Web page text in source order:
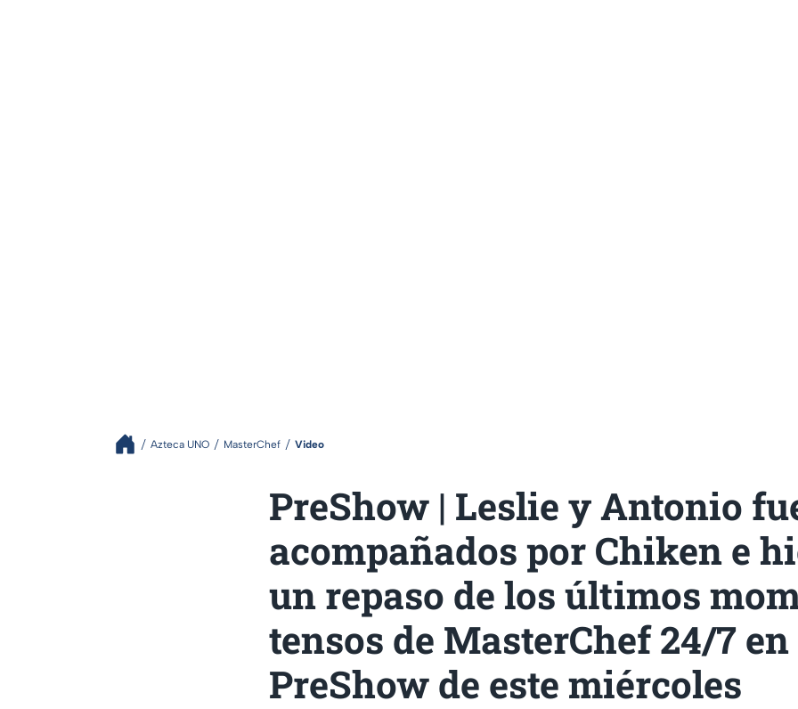
Azteca UNO MasterChef Video
PreShow | Leslie y Antonio
acompañados por Chiken e
un repaso de los últimos
tensos de MasterChef 24/7
PreShow de este miércoles